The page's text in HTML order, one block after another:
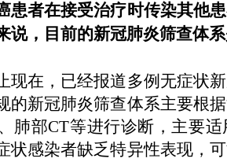
患者在接受治疗时传染其他
说，目前的新冠肺炎筛查体
现在，已经报道多例无症状
的新冠肺炎筛查体系主要根
肺部CT等进行诊断，主要
状感染者缺乏特异性表现，